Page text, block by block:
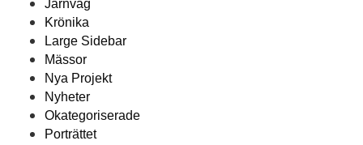
Järnväg
Krönika
Large Sidebar
Mässor
Nya Projekt
Nyheter
Okategoriserade
Porträttet